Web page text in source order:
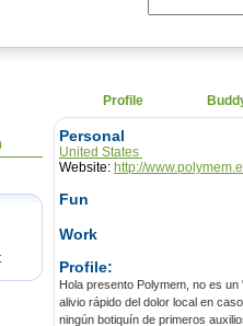
Profile
Personal
United States
Website: http://
Fun
Work
Profile:
Hola presento Polymem, no es un "apósito para heridas
alivio rápido del dolor local en caso de una herida por quemadura. No debería (incluso diría que DEBE) faltar en
ningún botiquín de primeros